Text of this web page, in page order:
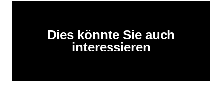
Dies könnte Sie auch
interessieren